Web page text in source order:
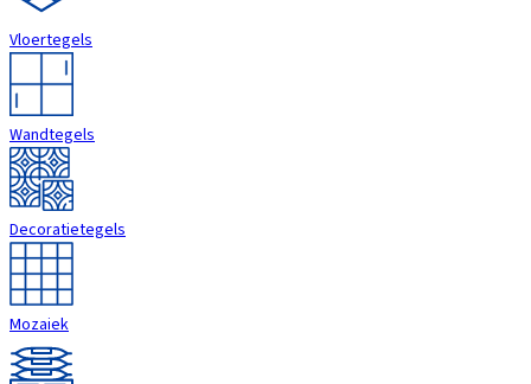
Vloertegels
Wandtegels
Decoratietegels
Mozaiek